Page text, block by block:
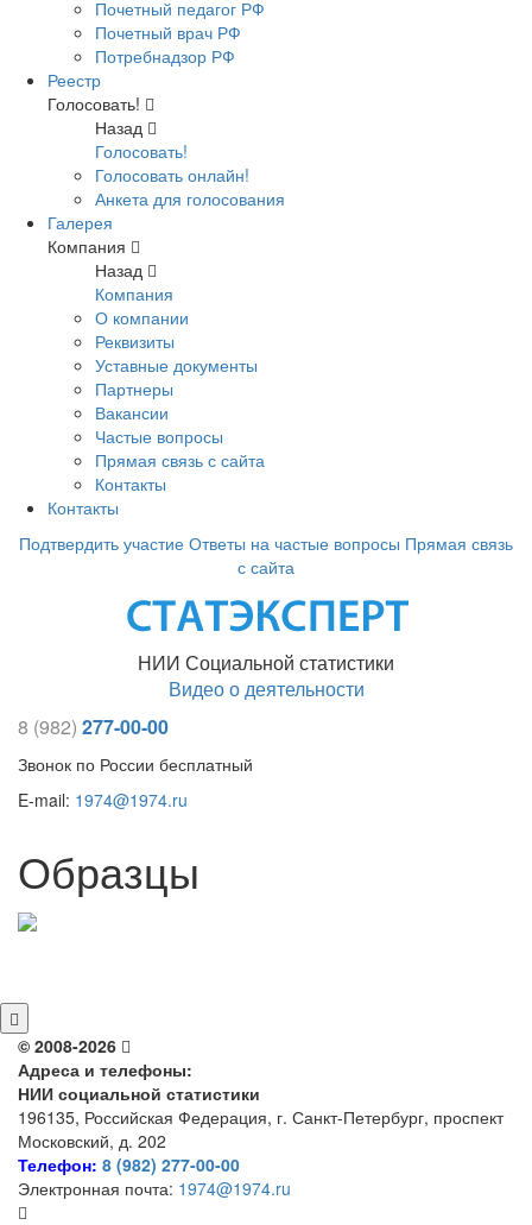
Почетный педагог РФ
Почетный врач РФ
Потребнадзор РФ
Реестр
Голосовать!
Назад
Голосовать!
Голосовать онлайн!
Анкета для голосования
Галерея
Компания
Назад
Компания
О компании
Реквизиты
Уставные документы
Партнеры
Вакансии
Частые вопросы
Прямая связь с сайта
Контакты
Контакты
Подтвердить участие Ответы на частые вопросы Прямая связь
с сайта
НИИ Социальной статистики
Видео о деятельности
8 (982) 277-00-00
Звонок по России бесплатный
E-mail: 1974@1974.ru
Образцы
© 2008-2026
Адреса и телефоны:
НИИ социальной статистики
196135, Российская Федерация, г. Санкт-Петербург, проспект
Московский, д. 202
Телефон: 8 (982) 277-00-00
Электронная почта: 1974@1974.ru